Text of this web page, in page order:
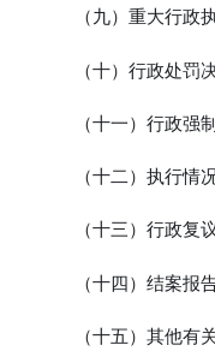
（九） 重大行政
（十） 行政处罚
（十一） 行政强
（十二） 执行情
（十三） 行政复
（十四） 结案报
（十五） 其他有